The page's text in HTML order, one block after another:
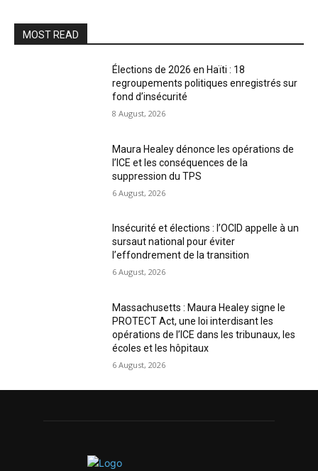
MOST READ
Élections de 2026 en Haïti : 18
regroupements politiques enregistrés sur
fond d’insécurité
8 August, 2026
Maura Healey dénonce les opérations de
l’ICE et les conséquences de la
suppression du TPS
6 August, 2026
Insécurité et élections : l’OCID appelle à un
sursaut national pour éviter
l’effondrement de la transition
6 August, 2026
Massachusetts : Maura Healey signe le
PROTECT Act, une loi interdisant les
opérations de l’ICE dans les tribunaux, les
écoles et les hôpitaux
6 August, 2026